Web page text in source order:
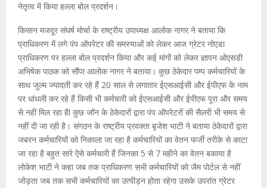
नेतृत्व में किया हल्ला बोल प्रदर्शन।
किसान मजदूर संघर्ष मोर्चा के राष्ट्रीय उपाध्यक्ष आलोक नागर ने बताया कि
प्राधिकरण में लगे पंप ऑपरेटर की समस्याओं को लेकर आज ग्रेटर नोएडा
प्राधिकरण पर हल्ला बोल प्रदर्शन किया और कई मांगों को लेकर ज्ञापन ओएसडी
अभिषेक पाठक को सौंपा आलोक नागर ने बताया। कुछ ठेकेदार पम्प कर्मचारियों के
साथ जुल्म ज्यादती कर रहे हैं 20 साल से लगातार ईएसआईसी और ईपीएफ के नाम
पर धांधली कर रहे हैं किसी भी कर्मचारी को ईएसआईसी और ईपीएफ पूरा और समय
से नहीं मिल रहा हैl कुछ जॉन के ठेकेदारों द्वारा पंप ऑपरेटरों की सैलरी भी समय से
नहीं दी जा रही है। संगठन के राष्ट्रीय प्रवक्ता बृजेश भाटी ने बताया ठेकेदारों द्वारा
जबरन कर्मचारियों को निकाला जा रहा है कर्मचारियों का वेतन फर्जी तरीके से काटा
जा रहा है बहुत सारे ऐसे कर्मचारी हैं जिनका 5 से 7 महीने का वेतन बकाया है
लोकेश भाटी ने कहा जब तक प्राधिकरण सभी कर्मचारियों को जैम पोर्टल से नहीं
जोड़ता जब तक सभी कर्मचारियों का उत्पीड़न होता रहेगा उसके उपरांत ग्रेटर